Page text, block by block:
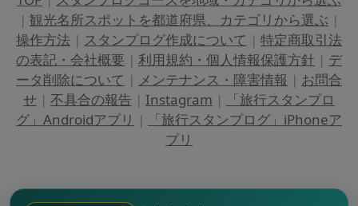
| 観光名所スポットを都道府県、カテゴリから選ぶ |
操作方法 | スタンプログ作成について | 特定商取引法
の表記・会社概要 | 利用規約・個人情報保護方針 | デ
ータ削除について | メンテナンス・障害情報 | お問合
せ | 不具合の報告 | Instagram |
「旅行スタンプロ
グ」Androidアプリ |
「旅行スタンプログ」iPhoneア
プリ